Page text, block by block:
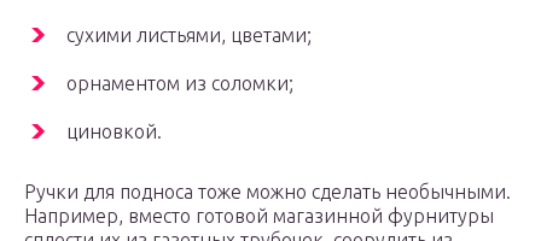
сухими листьями, цветами;
орнаментом из соломки;
циновкой.
Ручки для подноса тоже можно сделать необычными.
Например, вместо готовой магазинной фурнитуры